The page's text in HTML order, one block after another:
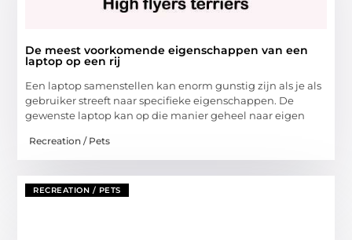
De meest voorkomende eigenschappen van een
laptop op een rij
Een laptop samenstellen kan enorm gunstig zijn als je als
gebruiker streeft naar specifieke eigenschappen. De
gewenste laptop kan op die manier geheel naar eigen
Recreation / Pets
RECREATION / PETS